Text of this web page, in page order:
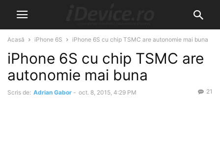
Acasă iPhone 6S iPhone 6S cu chip TSMC are autonomie mai buna
iPhone 6S cu chip TSMC are
autonomie mai buna
Scris de: Adrian Gabor - oct. 8, 2015, 4:29 PM 21